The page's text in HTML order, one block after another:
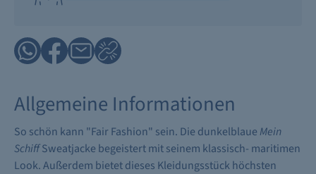
Allgemeine Informationen
So schön kann "Fair Fashion" sein. Die dunkelblaue Mein
SchiffSweatjacke begeistert mit seinem klassisch- maritimen
Look. Außerdem bietet dieses Kleidungsstück höchsten